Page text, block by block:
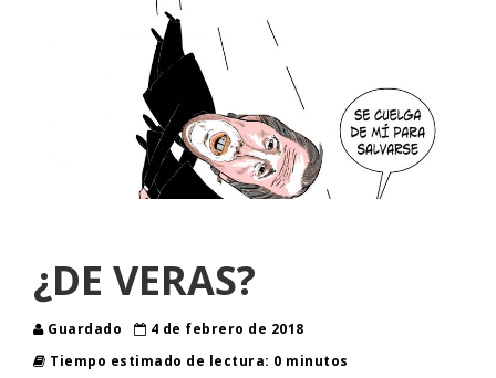
¿DE VERAS?
Guardado
4 de febrero de 2018
Tiempo estimado de lectura: 0 minutos